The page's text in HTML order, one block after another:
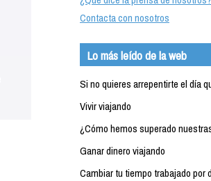
Contacta con nosotros
Lo más leído de la web
Si no quieres arrepentirte el día
Vivir viajando
¿Cómo hemos superado
Ganar dinero viajando
Cambiar tu tiempo trabajado por